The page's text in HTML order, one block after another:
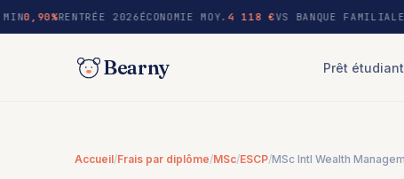
contenu
0,90%RENTRÉE 2026ÉCONOMIE MOY.4 118 €VS BANQUE FAMILIALE
Bearny Prêt étudiant
Accueil/Frais par diplôme/MSc/ESCP/MSc Intl Wealth